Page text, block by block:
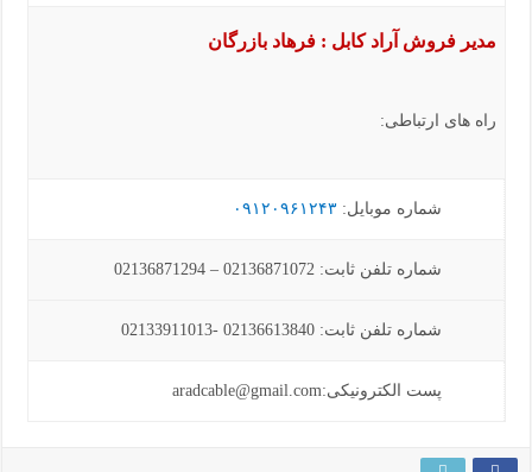
مدیر فروش آراد کابل : فرهاد بازرگان
راه های ارتباطی:
شماره موبایل: ۰۹۱۲۰۹۶۱۲۴۳
شماره تلفن ثابت: 02136871072 – 02136871294
شماره تلفن ثابت: 02136613840 -02133911013
پست الکترونیکی:aradcable@gmail.com